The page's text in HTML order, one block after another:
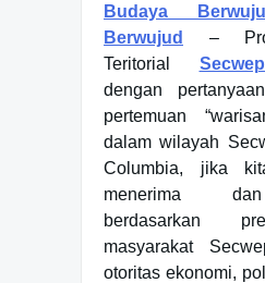
Budaya
Berwujud
–
Teritorial
dengan
pertemuan
dalam wilayah
Columbia, jika
menerima
berdasarkan
masyarakat
otoritas ekonomi,